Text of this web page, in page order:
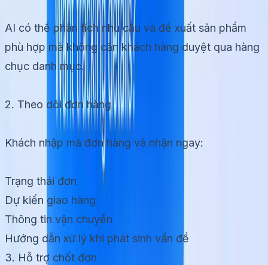
AI có thể phân tích nhu cầu và đề xuất sản phẩm
phù hợp mà không cần khách hàng duyệt qua hàng
chục danh mục.
2. Theo dõi đơn hàng
Khách nhập mã đơn hàng và nhận ngay:
Trạng thái đơn
Dự kiến giao hàng
Thông tin vận chuyển
Hướng dẫn xử lý khi phát sinh vấn đề
3. Hỗ trợ chốt đơn